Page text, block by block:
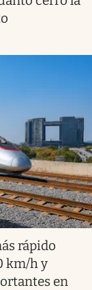
rápido
km/h y
en